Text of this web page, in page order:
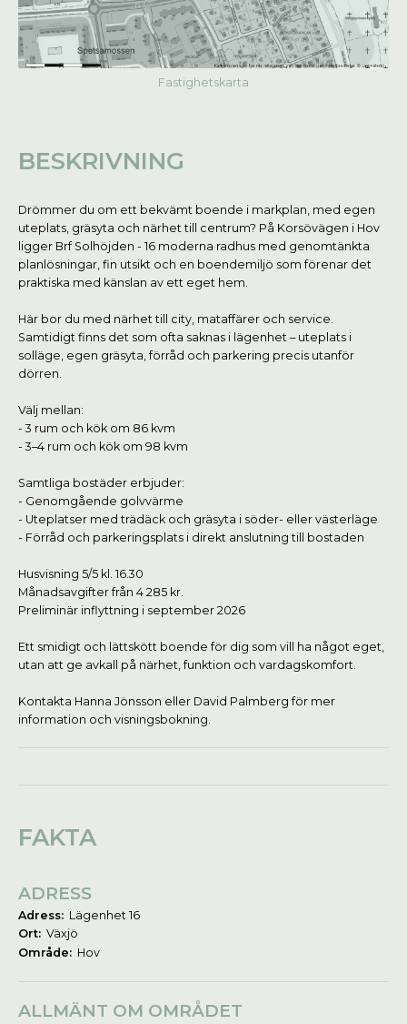
Fastighetskarta
BESKRIVNING
Drömmer du om ett bekvämt boende i markplan, med egen
uteplats, gräsyta och närhet till centrum? På Korsövägen i Hov
ligger Brf Solhöjden - 16 moderna radhus med genomtänkta
planlösningar, fin utsikt och en boendemiljö som förenar det
praktiska med känslan av ett eget hem.
Här bor du med närhet till city, mataffärer och service.
Samtidigt finns det som ofta saknas i lägenhet – uteplats i
solläge, egen gräsyta, förråd och parkering precis utanför
dörren.
Välj mellan:
- 3 rum och kök om 86 kvm
- 3–4 rum och kök om 98 kvm
Samtliga bostäder erbjuder:
- Genomgående golvvärme
- Uteplatser med trädäck och gräsyta i söder- eller västerläge
- Förråd och parkeringsplats i direkt anslutning till bostaden
Husvisning 5/5 kl. 16.30
Månadsavgifter från 4 285 kr.
Preliminär inflyttning i september 2026
Ett smidigt och lättskött boende för dig som vill ha något eget,
utan att ge avkall på närhet, funktion och vardagskomfort.
Kontakta Hanna Jönsson eller David Palmberg för mer
information och visningsbokning.
FAKTA
ADRESS
Adress: Lägenhet 16
Ort: Växjö
Område: Hov
ALLMÄNT OM OMRÅDET